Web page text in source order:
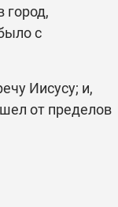
город,
с
Иисусу; и,
от пределов